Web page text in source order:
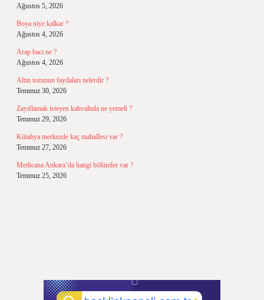
Ağustos 5, 2026
Boya niye kalkar ?
Ağustos 4, 2026
Arap bacı ne ?
Ağustos 4, 2026
Altın tozunun faydaları nelerdir ?
Temmuz 30, 2026
Zayıflamak isteyen kahvaltıda ne yemeli ?
Temmuz 29, 2026
Kütahya merkezde kaç mahallesi var ?
Temmuz 27, 2026
Medicana Ankara’da hangi bölümler var ?
Temmuz 25, 2026